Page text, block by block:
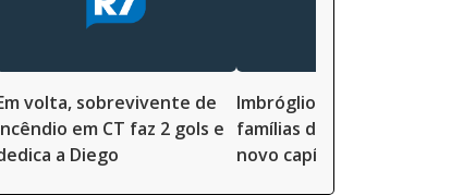
volta, sobrevivente de
em CT faz 2 gols e
a Diego
Imbróglio entre Fla e
famílias das vítimas ganha
novo capítulo. Lembre: